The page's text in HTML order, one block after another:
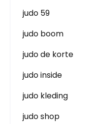
judo 59
judo boom
judo de korte
judo inside
judo kleding
judo shop